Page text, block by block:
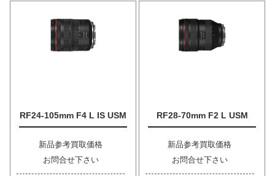
RF24-105mm F4 L IS USM
新品参考買取価格
お問合せ下さい
RF28-70mm F2 L USM
新品参考買取価格
お問合せ下さい